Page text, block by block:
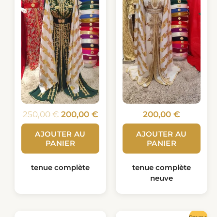
250,00€
250,00 €.
200,00 €
200,00 €.
AJOUTER AU
PANIER
tenue complète
200,00 €
AJOUTER AU
PANIER
tenue complète
neuve